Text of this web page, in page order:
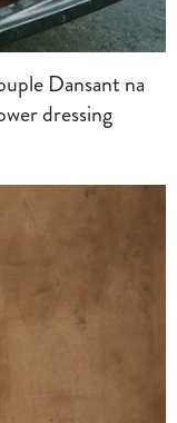
Dansant na
dressing